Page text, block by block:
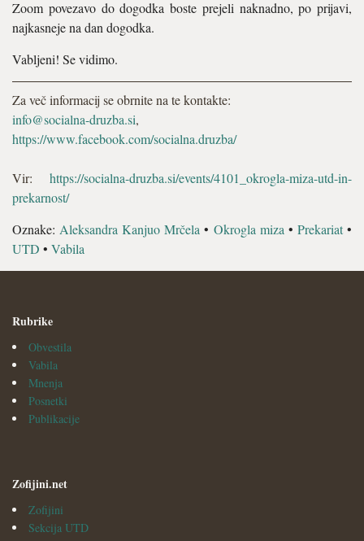
Zoom povezavo do dogodka boste prejeli naknadno, po prijavi,
najkasneje na dan dogodka.
Vabljeni! Se vidimo.
Za več informacij se obrnite na te kontakte:
info@socialna-druzba.si,
https://www.facebook.com/socialna.druzba/
Vir: https://socialna-druzba.si/events/4101_okrogla-miza-utd-in-
prekarnost/
Oznake: Aleksandra Kanjuo Mrčela • Okrogla miza • Prekariat•
UTD • Vabila
Rubrike
Obvestila
Vabila
Mnenja
Posnetki
Publikacije
Zofijini.net
Zofijini
Sekcija UTD